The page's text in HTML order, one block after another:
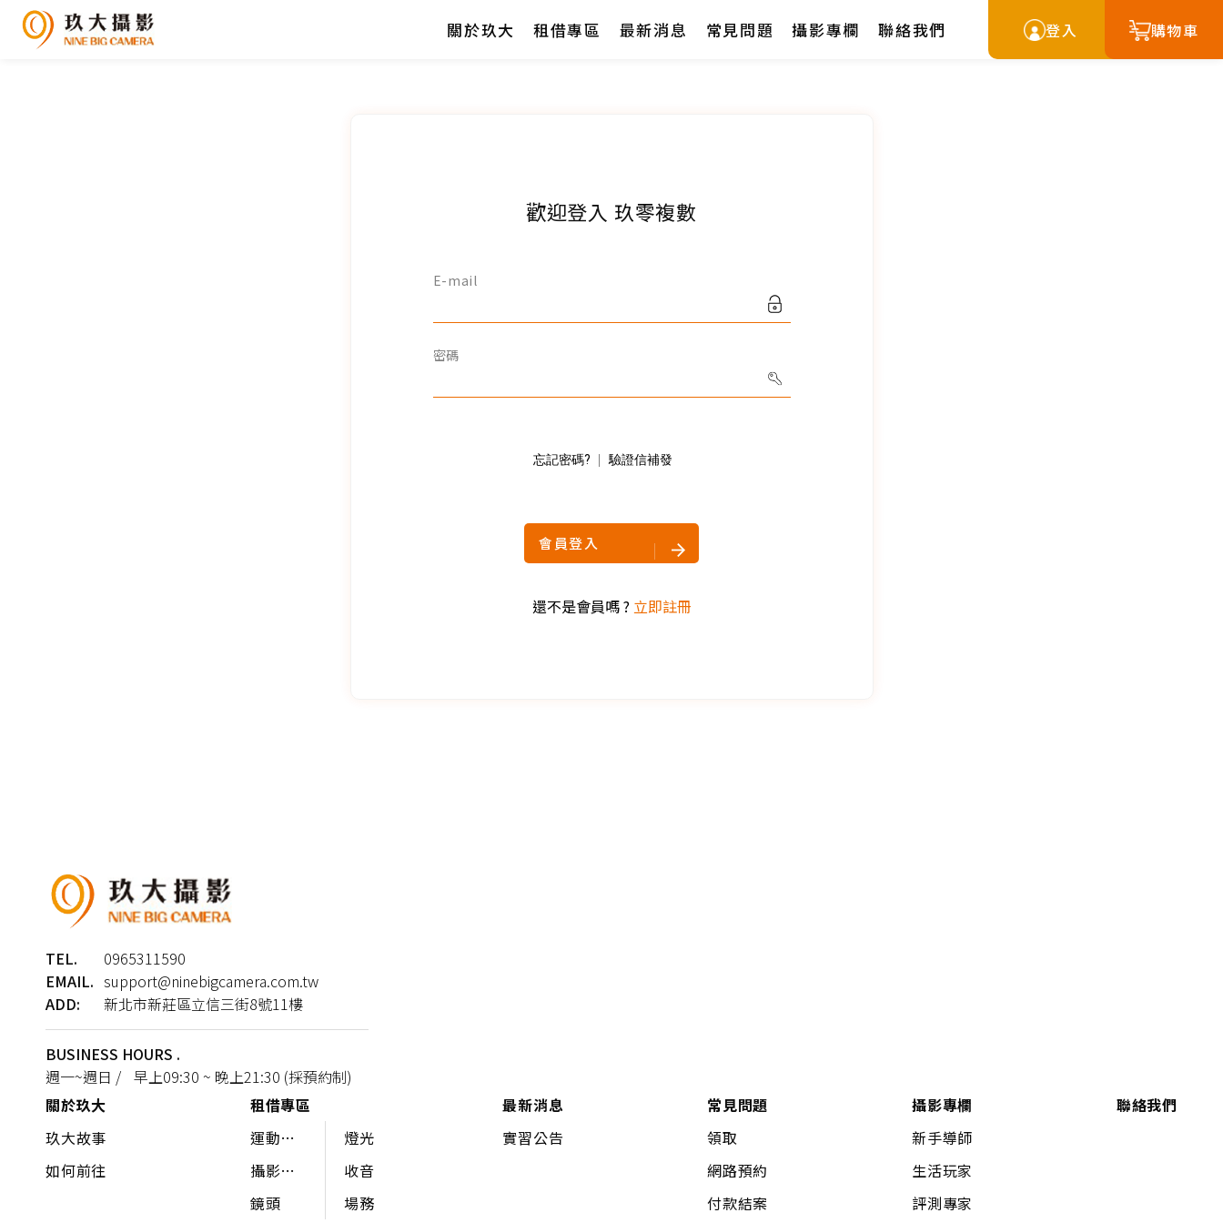
關於玖大 租借專區 最新消息 常見問題 攝影專欄 聯絡我們 登入 購物車
歡迎登入 玖零複數
E-mail
密碼
忘記密碼? 驗證信補發
會員登入
還不是會員嗎 ? 立即註冊
TEL.
0965311590
EMAIL. support@ninebigcamera.com.tw
ADD:
新北市新莊區立信三街8號11樓
BUSINESS HOURS .
週一~週日 / 早上09:30 ~ 晚上21:30 (採預約制)
關於玖大
玖大故事
如何前往
租借專區
運動相
機 /
360°
攝影機 /
相機
鏡頭
燈光
收音
場務
最新消息
實習公告
常見問題
領取
網路預約
付款結案
攝影專欄
新手導師
生活玩家
評測專家
聯絡我們
最新消息
2026NINE ZERO PLURAL INC.All Rights Reserved.